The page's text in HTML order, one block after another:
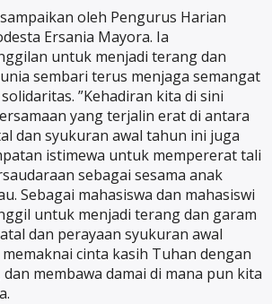
oleh Pengurus Harian
Ersania Mayora. Ia
untuk menjadi terang dan
sembari terus menjaga semangat
”Kehadiran kita di sini
yang terjalin erat di antara
dan syukuran awal tahun ini juga
istimewa untuk mempererat tali
sebagai sesama anak
Sebagai mahasiswa dan mahasiswi
untuk menjadi terang dan garam
dan perayaan syukuran awal
cinta kasih Tuhan dengan
membawa damai di mana pun kita